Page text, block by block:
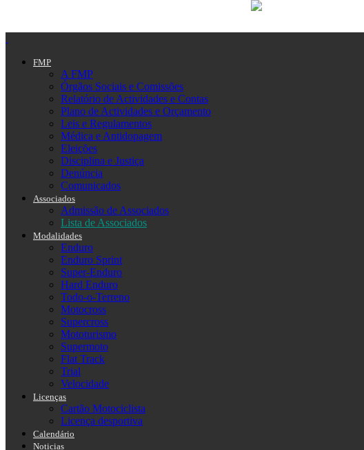
FMP
A FMP
Órgãos Sociais e Comissões
Relatório de Actividades e Contas
Plano de Actividades e Orçamento
Leis e Regulamentos
Médica e Antidopagem
Eleições
Disciplina e Justiça
Denúncia
Comunicados
Associados
Admissão de Associados
Lista de Associados
Modalidades
Enduro
Enduro Sprint
Super-Enduro
Hard Enduro
Todo-o-Terreno
Motocross
Supercross
Mototurismo
Supermoto
Flat Track
Trial
Velocidade
Licenças
Cartão Motociclista
Licença desportiva
Calendário
Noticias